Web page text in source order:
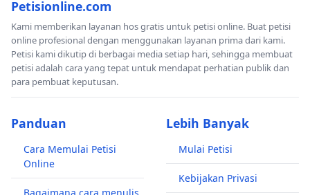
Petisionline.com
Kami memberikan layanan hos gratis untuk petisi online. Buat petisi
online profesional dengan menggunakan layanan prima dari kami.
Petisi kami dikutip di berbagai media setiap hari, sehingga membuat
petisi adalah cara yang tepat untuk mendapat perhatian publik dan
para pembuat keputusan.
Panduan
Cara Memulai Petisi
Online
Lebih Banyak
Mulai Petisi
Kebijakan Privasi